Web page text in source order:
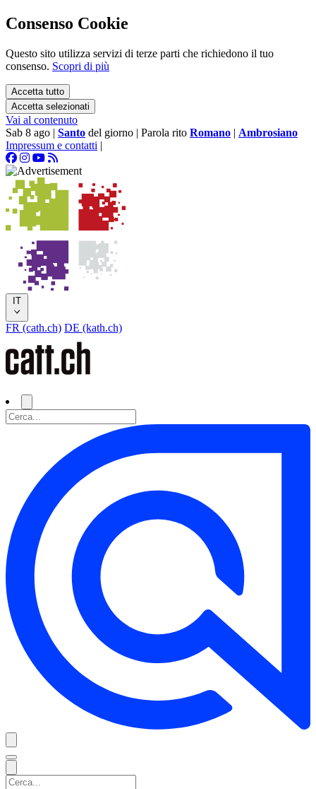
Consenso Cookie
Questo sito utilizza servizi di terze parti che richiedono il tuo
consenso. Scopri di più
Accetta tutto
Accetta selezionati
Vai al contenuto
Sab 8 ago | Santo del giorno | Parola rito Romano | Ambrosiano
Impressum e contatti |
IT
FR (cath.ch) DE (kath.ch)